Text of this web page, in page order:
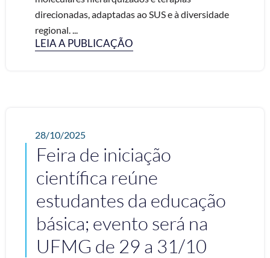
direcionadas, adaptadas ao SUS e à diversidade
regional. ...
LEIA A PUBLICAÇÃO
28/10/2025
Feira de iniciação
científica reúne
estudantes da educação
básica; evento será na
UFMG de 29 a 31/10